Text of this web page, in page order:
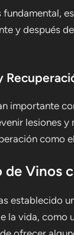
fundamental,
y después
importante
lesiones
como
Vinos
establecido
la vida, como